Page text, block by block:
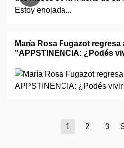
María Rosa Fugazot regresa
"APPSTINENCIA: ¿Podés
1 2 3